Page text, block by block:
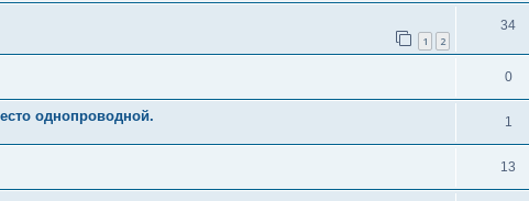
1 2
34
0
однопроводной. 1
13